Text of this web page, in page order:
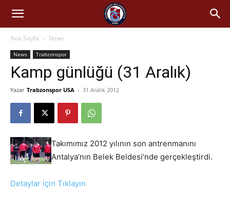
Ana Sayfa News
News Trabzonspor
Kamp günlüğü (31 Aralık)
Yazar Trabzonspor USA - 31 Aralık 2012
Takımımız 2012 yılının son antrenmanını
Antalya’nın Belek Beldesi’nde gerçekleştirdi.
Detaylar için Tıklayın